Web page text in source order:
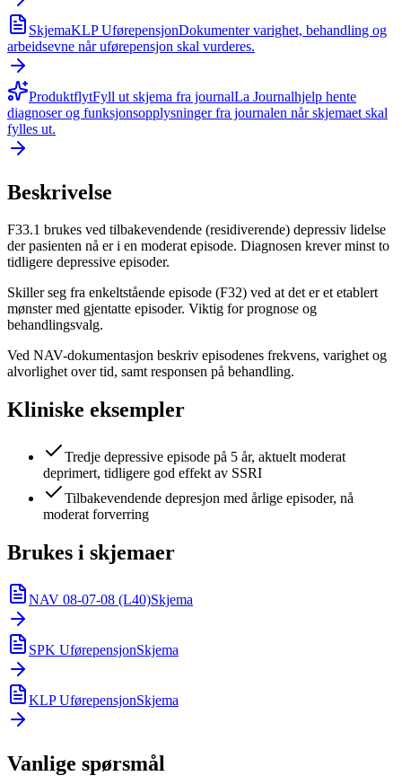
SkjemaKLP UførepensjonDokumenter varighet, behandling og
arbeidsevne når uførepensjon skal vurderes.
ProduktflytFyll ut skjema fra journalLa Journalhjelp hente
diagnoser og funksjonsopplysninger fra journalen når skjemaet skal
fylles ut.
Beskrivelse
F33.1 brukes ved tilbakevendende (residiverende) depressiv lidelse
der pasienten nå er i en moderat episode. Diagnosen krever minst to
tidligere depressive episoder.
Skiller seg fra enkeltstående episode (F32) ved at det er et etablert
mønster med gjentatte episoder. Viktig for prognose og
behandlingsvalg.
Ved NAV-dokumentasjon beskriv episodenes frekvens, varighet og
alvorlighet over tid, samt responsen på behandling.
Kliniske eksempler
Tredje depressive episode på 5 år, aktuelt moderat
deprimert, tidligere god effekt av SSRI
Tilbakevendende depresjon med årlige episoder, nå
moderat forverring
Brukes i skjemaer
NAV 08-07-08 (L40)Skjema
SPK UførepensjonSkjema
KLP UførepensjonSkjema
Vanlige spørsmål